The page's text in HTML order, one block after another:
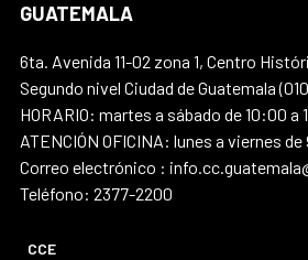
GUATEMALA
6ta. Avenida 11-02 zona 1, Centro
Segundo nivel Ciudad de Guatemala
HORARIO: martes a sábado de 10:00 a
ATENCIÓN OFICINA: lunes a viernes
Correo electrónico :
Teléfono: 2377-2200
CCE